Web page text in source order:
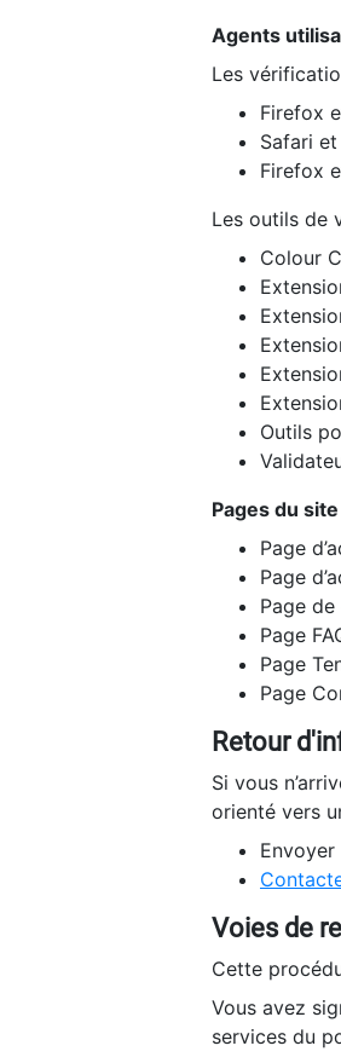
Agents
Les
Firefox
Safari
Firefox
Les outils de
Colour
Outils
Pages du
Page
Page
Page de
Page
Page
Page
Retour
Si vous
orienté vers
Envoyer
Voies de
Cette
Vous avez
services du